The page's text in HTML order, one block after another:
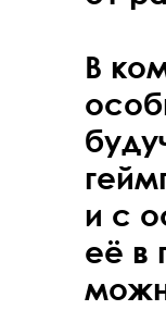
В
и с
её в